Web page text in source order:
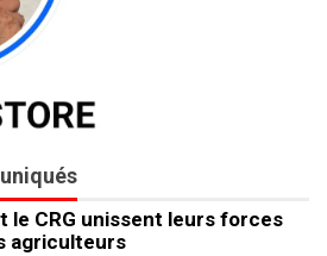
le CRG unissent leurs forces
agriculteurs